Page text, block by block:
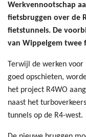
Werkvennootschap
fietsbruggen over de
fietstunnels. De
van Wippelgem twee
Terwijl de werken
goed opschieten,
het project R4WO
naast het
tunnels op de R4-west.